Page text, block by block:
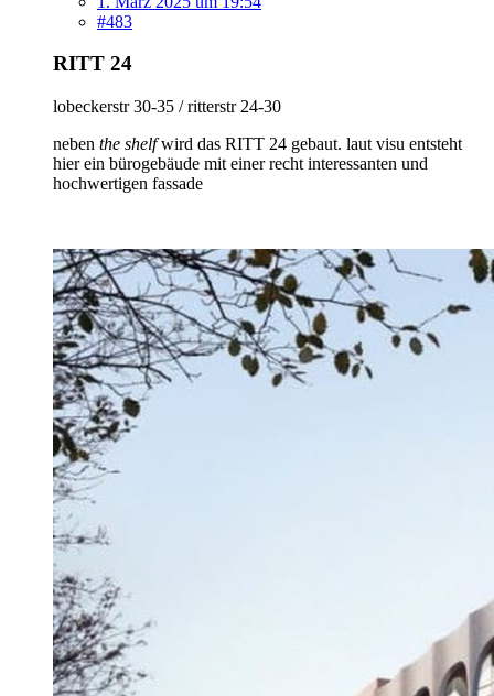
#483
RITT 24
lobeckerstr 30-35 / ritterstr 24-30
neben the shelfwird das RITT 24 gebaut. laut visu entsteht
hier ein bürogebäude mit einer recht interessanten und
hochwertigen fassade